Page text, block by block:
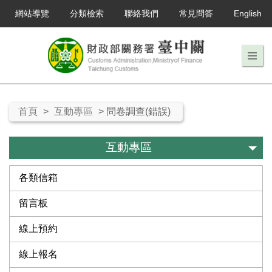
網站導覽 分類檢索 聯絡我們 常見問答 English
首頁 > 互動專區 > 問卷調查(錯誤)
互動專區
各類信箱
留言板
線上預約
線上報名